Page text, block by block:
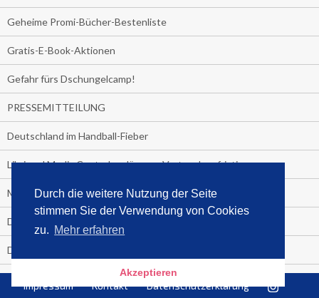
Durch die weitere Nutzung der Seite
stimmen Sie der Verwendung von Cookies
zu. Mehr erfahren
Akzeptieren
Geheime Promi-Bücher-Bestenliste
Gratis-E-Book-Aktionen
Gefahr fürs Dschungelcamp!
PRESSEMITTEILUNG
Deutschland im Handball-Fieber
Libri und Media Control verlängern Vertrag langfristig
Medienquiz:
Deutschlands Jahrescharts 2018
Die TV-Quotenkönige 2018
KNV und Media Control verlängern vorzeitig Zusammenarbeit
Impressum Kontakt Datenschutzerklärung